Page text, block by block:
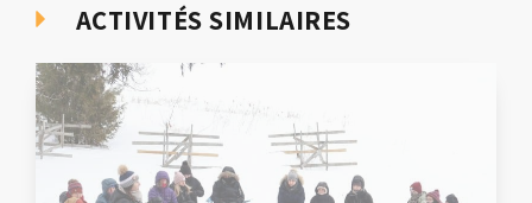
ACTIVITÉS SIMILAIRES